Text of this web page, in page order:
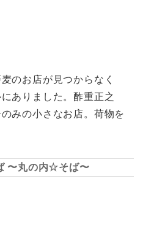
のお店が見つからなく
ありました。酢重正之
みの小さなお店。荷物を
〜丸の内☆そば〜